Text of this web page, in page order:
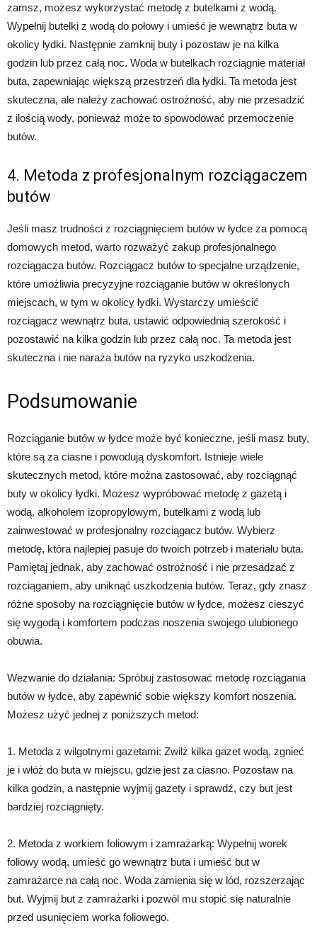
zamsz, możesz wykorzystać metodę z butelkami z wodą.
Wypełnij butelki z wodą do połowy i umieść je wewnątrz buta w
okolicy łydki. Następnie zamknij buty i pozostaw je na kilka
godzin lub przez całą noc. Woda w butelkach rozciągnie materiał
buta, zapewniając większą przestrzeń dla łydki. Ta metoda jest
skuteczna, ale należy zachować ostrożność, aby nie przesadzić
z ilością wody, ponieważ może to spowodować przemoczenie
butów.
4. Metoda z profesjonalnym rozciągaczem
butów
Jeśli masz trudności z rozciągnięciem butów w łydce za pomocą
domowych metod, warto rozważyć zakup profesjonalnego
rozciągacza butów. Rozciągacz butów to specjalne urządzenie,
które umożliwia precyzyjne rozciąganie butów w określonych
miejscach, w tym w okolicy łydki. Wystarczy umieścić
rozciągacz wewnątrz buta, ustawić odpowiednią szerokość i
pozostawić na kilka godzin lub przez całą noc. Ta metoda jest
skuteczna i nie naraża butów na ryzyko uszkodzenia.
Podsumowanie
Rozciąganie butów w łydce może być konieczne, jeśli masz buty,
które są za ciasne i powodują dyskomfort. Istnieje wiele
skutecznych metod, które można zastosować, aby rozciągnąć
buty w okolicy łydki. Możesz wypróbować metodę z gazetą i
wodą, alkoholem izopropylowym, butelkami z wodą lub
zainwestować w profesjonalny rozciągacz butów. Wybierz
metodę, która najlepiej pasuje do twoich potrzeb i materiału buta.
Pamiętaj jednak, aby zachować ostrożność i nie przesadzać z
rozciąganiem, aby uniknąć uszkodzenia butów. Teraz, gdy znasz
różne sposoby na rozciągnięcie butów w łydce, możesz cieszyć
się wygodą i komfortem podczas noszenia swojego ulubionego
obuwia.
Wezwanie do działania: Spróbuj zastosować metodę rozciągania
butów w łydce, aby zapewnić sobie większy komfort noszenia.
Możesz użyć jednej z poniższych metod:
1. Metoda z wilgotnymi gazetami: Zwilż kilka gazet wodą, zgnieć
je i włóż do buta w miejscu, gdzie jest za ciasno. Pozostaw na
kilka godzin, a następnie wyjmij gazety i sprawdź, czy but jest
bardziej rozciągnięty.
2. Metoda z workiem foliowym i zamrażarką: Wypełnij worek
foliowy wodą, umieść go wewnątrz buta i umieść but w
zamrażarce na całą noc. Woda zamienia się w lód, rozszerzając
but. Wyjmij but z zamrażarki i pozwól mu stopić się naturalnie
przed usunięciem worka foliowego.